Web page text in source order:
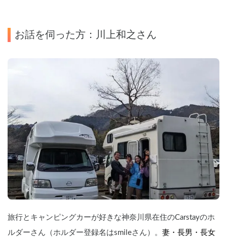
お話を伺った方：川上和之さん
旅行とキャンピングカーが好きな神奈川県在住のCarstayのホ
ルダーさん（ホルダー登録名はsmileさん）。 妻・長男・長女